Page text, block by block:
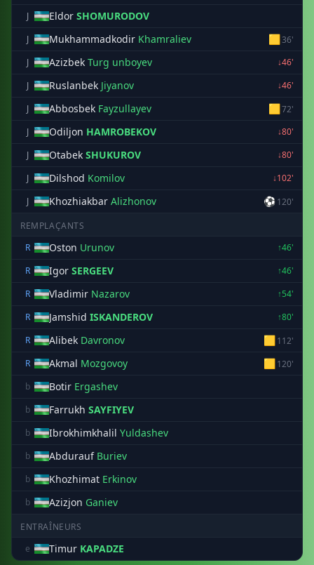
J Eldor SHOMURODOV
J Mukhammadkodir Khamraliev 🟨36'
J
Azizbek Turg unboyev
↓46'
J
Ruslanbek Jiyanov
↓46'
J
Abbosbek Fayzullayev 🟨72'
J
Odiljon HAMROBEKOV
↓80'
J
Otabek SHUKUROV
↓80'
J
Dilshod Komilov
↓102'
J
Khozhiakbar Alizhonov ⚽ 120'
REMPLAÇANTS
R
Oston Urunov
↑46'
R
Igor SERGEEV
↑46'
R
Vladimir Nazarov
↑54'
R
Jamshid ISKANDEROV
↑80'
R
Alibek Davronov 🟨112'
R
Akmal Mozgovoy 🟨120'
b
Botir Ergashev
b Farrukh SAYFIYEV
b Ibrokhimkhalil Yuldashev
b Abdurauf Buriev
b Khozhimat Erkinov
b Azizjon Ganiev
ENTRAÎNEURS
e
Timur KAPADZE